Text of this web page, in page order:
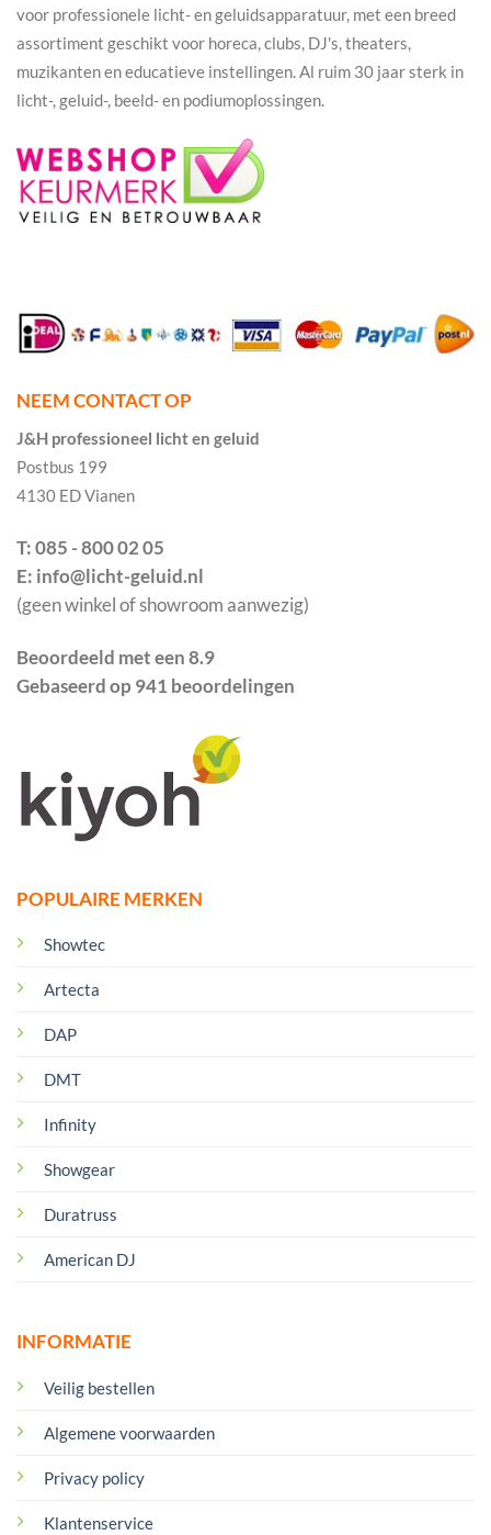
voor professionele licht- en geluidsapparatuur, met een breed
assortiment geschikt voor horeca, clubs, DJ's, theaters,
muzikanten en educatieve instellingen. Al ruim 30 jaar sterk in
licht-, geluid-, beeld- en podiumoplossingen.
POPULAIRE MERKEN
Showtec
Artecta
DAP
DMT
Infinity
Showgear
Duratruss
American DJ
INFORMATIE
Veilig bestellen
Algemene voorwaarden
Privacy policy
Klantenservice
NEEM CONTACT OP
J&H professioneel licht en geluid
Postbus 199
4130 ED Vianen
T: 085 - 800 02 05
E: info@licht-geluid.nl
(geen winkel of showroom aanwezig)
Beoordeeld met een 8.9
Gebaseerd op 941 beoordelingen